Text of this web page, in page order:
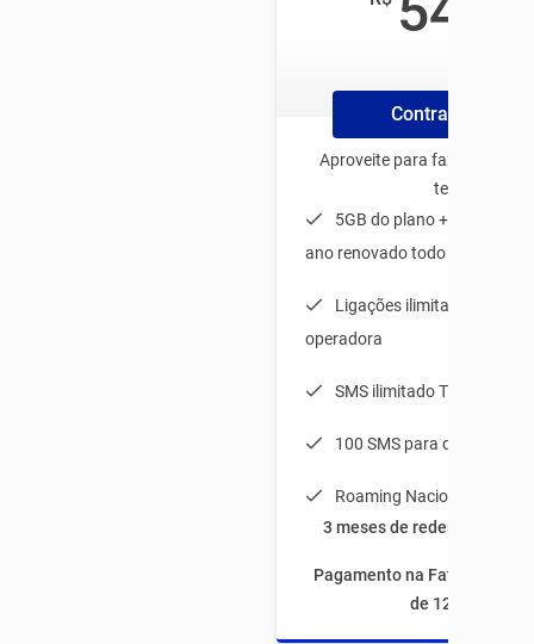
Contrate Online
Aproveite para fazer o plano
tenha:
5GB do plano + 20GB de
ano renovado todo mês
Ligações ilimitadas para
operadora
SMS ilimitado TIM-TIM
100 SMS para qualquer
Roaming Nacional
3 meses de redes sociais à
Pagamento na Fatura com
de 12 meses